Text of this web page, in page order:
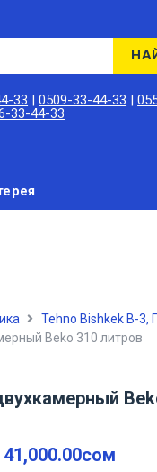
33 |0509-33-44-33 |
33-44-33
Tehno Bishkek В-3,
Beko 310 литров
41,000.00сом